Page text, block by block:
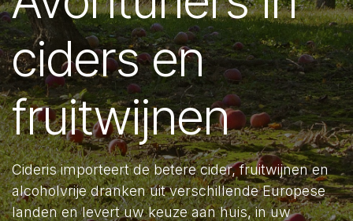
ciders en
fruitwijnen
Cideris importeert de betere cider, fruitwijnen en
alcoholvrije dranken uit verschillende Europese
landen en levert uw keuze aan huis, in uw